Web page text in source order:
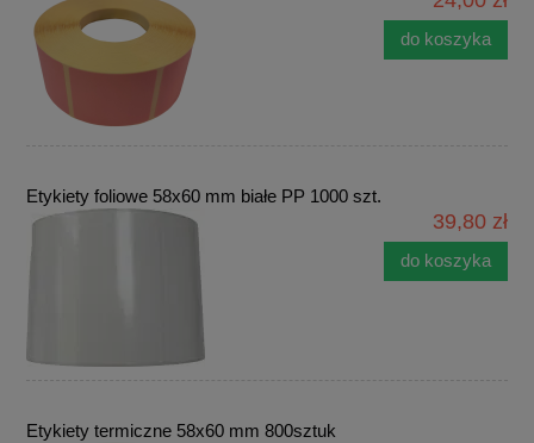
do koszyka
Etykiety foliowe 58x60 mm białe PP 1000 szt.
39,80 zł
do koszyka
Etykiety termiczne 58x60 mm 800sztuk